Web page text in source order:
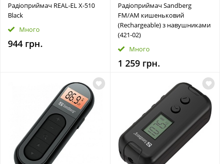
Радіоприймач REAL-EL X-510
Black
Много
944 грн.
Радіоприймач Sandberg
FM/AM кишеньковий
(Rechargeable) з навушниками
(421-02)
Много
1 259 грн.